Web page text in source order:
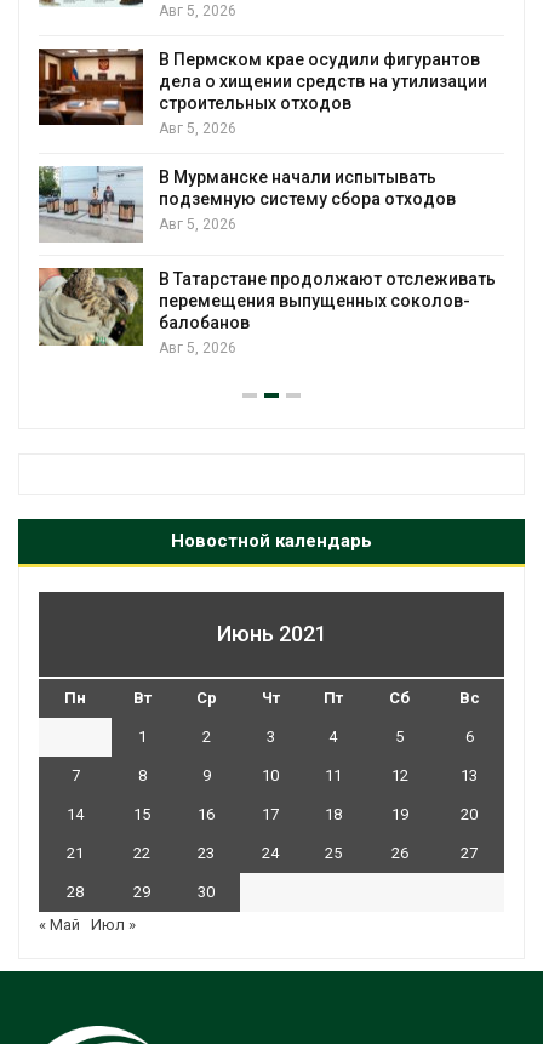
Авг 5, 2026
В Пермском крае осудили фигурантов
дела о хищении средств на утилизации
строительных отходов
Авг 5, 2026
В Мурманске начали испытывать
подземную систему сбора отходов
Авг 5, 2026
В Татарстане продолжают отслеживать
перемещения выпущенных соколов-
балобанов
Авг 5, 2026
Новостной календарь
Июнь 2021
Пн Вт Ср Чт Пт Сб Вс
1 2 3 4 5 6
7 8 9 10 11 12 13
14 15 16 17 18 19 20
21 22 23 24 25 26 27
28 29
30
« Май
Июл »